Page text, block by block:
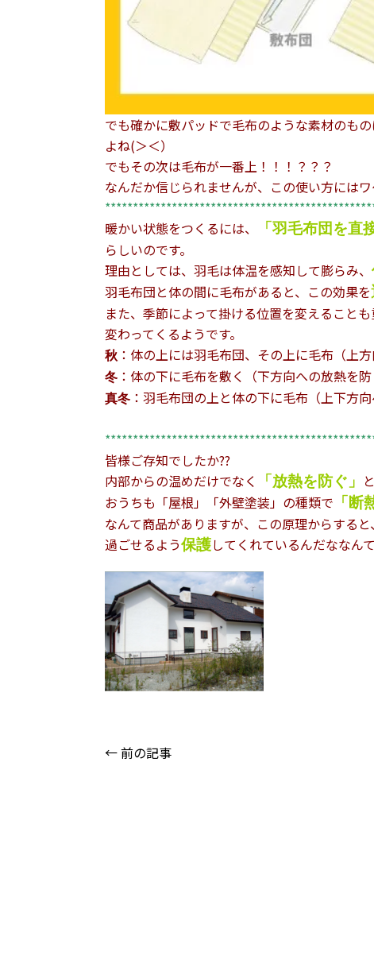
でも確かに敷パッドで毛布のような素材のも
よね(＞＜）
でもその次は毛布が一番上！！！？？？
なんだか信じられませんが、この使い方にはワ
暖かい状態をつくるには、
「羽毛布団を直
らしいのです。
理由としては、羽毛は体温を感知して膨らみ、
羽毛布団と体の間に毛布があると、この効果を
また、季節によって掛ける位置を変えること
変わってくるようです。
秋 ：体の上には羽毛布団、その上に毛布（上方
冬 ：体の下に毛布を敷く（下方向への放熱を防
真冬 ：羽毛布団の上と体の下に毛布（上下方向
皆様ご存知でしたか??
内部からの温めだけでなく
「放熱を防ぐ」
おうちも「屋根」「外壁塗装」の種類で 「
なんて商品がありますが、この原理からする
過ごせるよう保護してくれているんだななん
← 前の記事